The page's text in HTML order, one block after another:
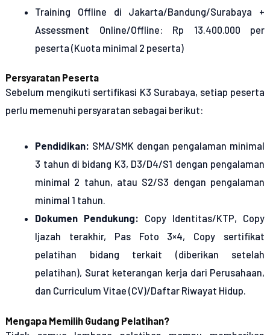
Training Offline di Jakarta/Bandung/Surabaya +
Assessment Online/Offline: Rp 13.400.000 per
peserta (Kuota minimal 2 peserta)
Persyaratan Peserta
Sebelum mengikuti sertifikasi K3 Surabaya, setiap peserta
perlu memenuhi persyaratan sebagai berikut:
Pendidikan: SMA/SMK dengan pengalaman minimal
3 tahun di bidang K3, D3/D4/S1 dengan pengalaman
minimal 2 tahun, atau S2/S3 dengan pengalaman
minimal 1 tahun.
Dokumen Pendukung: Copy Identitas/KTP, Copy
Ijazah terakhir, Pas Foto 3×4, Copy sertifikat
pelatihan bidang terkait (diberikan setelah
pelatihan), Surat keterangan kerja dari Perusahaan,
dan Curriculum Vitae (CV)/Daftar Riwayat Hidup.
Mengapa Memilih Gudang Pelatihan?